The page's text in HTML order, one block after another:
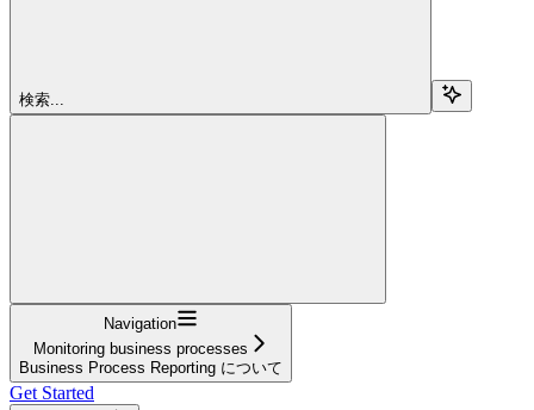
検索...
Navigation
Monitoring business processes
Business Process Reporting について
Get Started